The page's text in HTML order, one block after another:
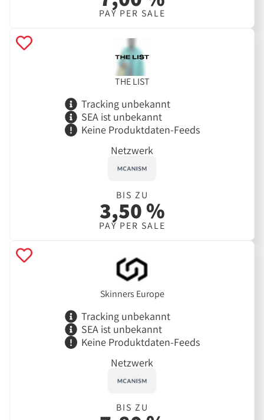
PAY PER SALE
THE LIST
Tracking unbekannt
SEA ist unbekannt
Keine Produktdaten-Feeds
Netzwerk
BIS ZU
3,50 %
PAY PER SALE
Skinners Europe
Tracking unbekannt
SEA ist unbekannt
Keine Produktdaten-Feeds
Netzwerk
BIS ZU